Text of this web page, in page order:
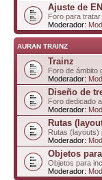
Ajuste de
Foro para
Moderador:
AURAN TRAINZ
Trainz
Foro de ámbito
Moderador:
Diseño de
Foro dedicado
Moderador:
Rutas
Rutas (layouts)
Moderador:
Objetos
Objetos para
Moderador: